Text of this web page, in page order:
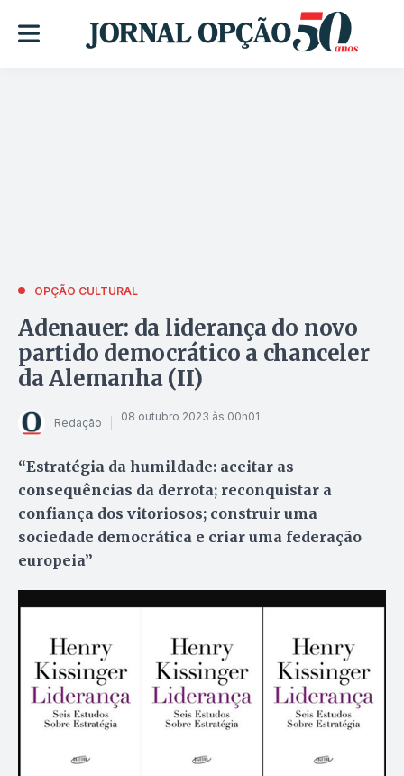
OPÇÃO CULTURAL
Adenauer: da liderança do novo
partido democrático a chanceler
da Alemanha (II)
Redação 08 outubro 2023 às 00h01
“Estratégia da humildade: aceitar as
consequências da derrota; reconquistar a
confiança dos vitoriosos; construir uma
sociedade democrática e criar uma federação
europeia”